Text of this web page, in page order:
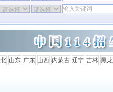
山东 广东 山西 内蒙古 辽宁 吉林 黑